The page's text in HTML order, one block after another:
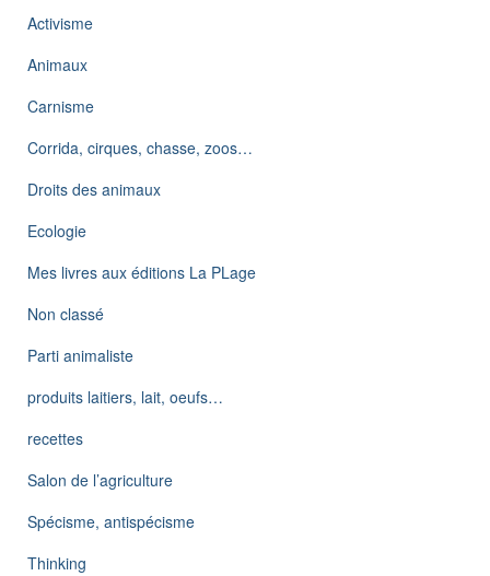
Activisme
Animaux
Carnisme
Corrida, cirques, chasse, zoos…
Droits des animaux
Ecologie
Mes livres aux éditions La PLage
Non classé
Parti animaliste
produits laitiers, lait, oeufs…
recettes
Salon de l’agriculture
Spécisme, antispécisme
Thinking